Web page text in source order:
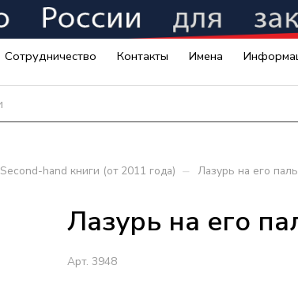
Сотрудничество Контакты Имена
Second-hand книги (от 2011 года) – Лазурь на его
Лазурь на его
Арт. 3948